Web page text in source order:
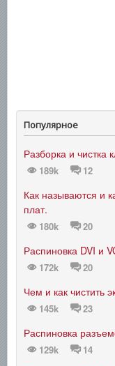
Популярное
Разборка и чистка
189k 12
Как называются и
плат.
180k 20
Распиновка DVI и
172k 20
Чем и как чистить
145k 23
Распиновка
129k 14